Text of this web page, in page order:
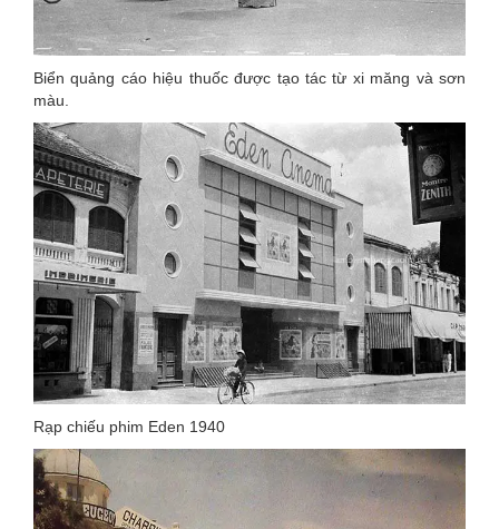
Biển quảng cáo hiệu thuốc được tạo tác từ xi măng và sơn
màu.
Rạp chiếu phim Eden 1940